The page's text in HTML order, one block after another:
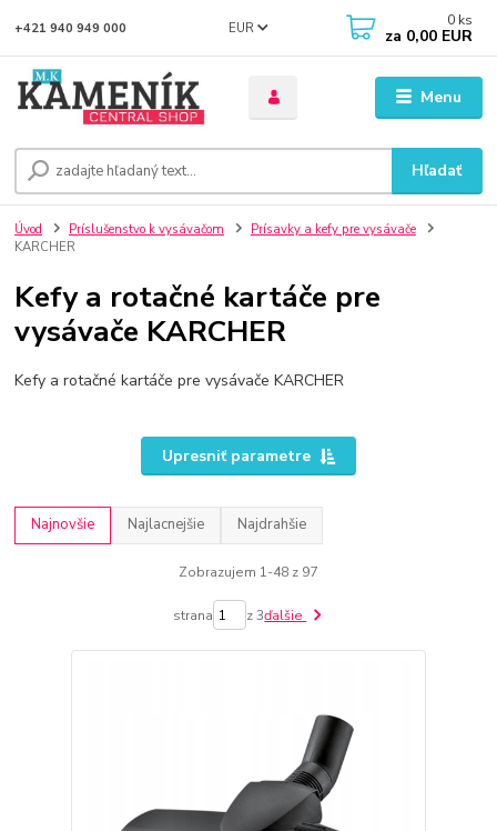
Menu
EUR
Hľadať
+421 940 949 000 0 ks
za 0,00 EUR
Úvod Príslušenstvo k vysávačom
Prísavky a kefy pre vysávače
KARCHER
Kefy a rotačné kartáče pre
vysávače KARCHER
Kefy a rotačné kartáče pre vysávače KARCHER
Upresniť parametre
Najnovšie Najlacnejšie Najdrahšie
Zobrazujem 1-48 z 97
strana z 3ďalšie